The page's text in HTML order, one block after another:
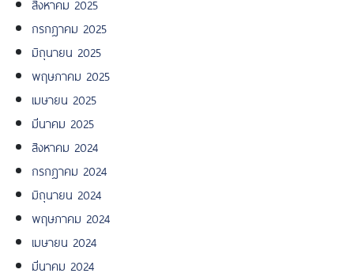
กรกฎาคม 2025
มิถุนายน 2025
พฤษภาคม 2025
เมษายน 2025
มีนาคม 2025
สิงหาคม 2024
กรกฎาคม 2024
มิถุนายน 2024
พฤษภาคม 2024
เมษายน 2024
มีนาคม 2024